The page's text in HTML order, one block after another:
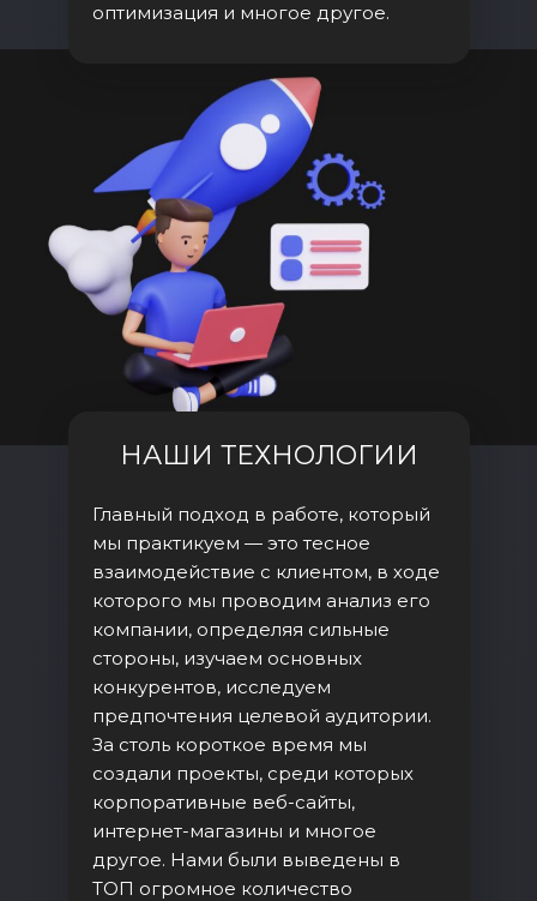
оптимизация и многое другое.
НАШИ ТЕХНОЛОГИИ
Главный подход в работе, который
мы практикуем — это тесное
взаимодействие с клиентом, в ходе
которого мы проводим анализ его
компании, определяя сильные
стороны, изучаем основных
конкурентов, исследуем
предпочтения целевой аудитории.
За столь короткое время мы
создали проекты, среди которых
корпоративные веб-сайты,
интернет-магазины и многое
другое. Нами были выведены в
ТОП огромное количество